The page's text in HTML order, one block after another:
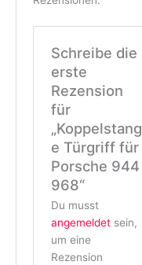
Schreibe die
erste
Rezension
für
„Koppelstang
e Türgriff für
Porsche 944
968“
Du musst
angemeldet sein,
um eine
Rezension